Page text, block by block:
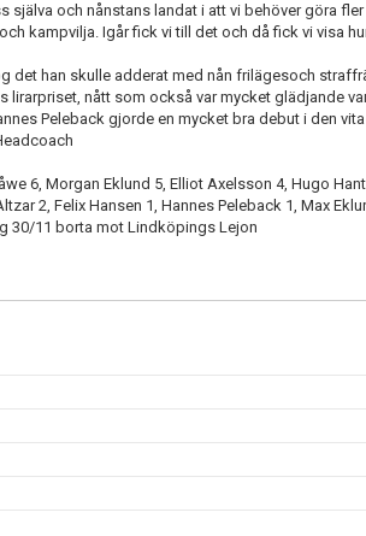
själva och nånstans landat i att vi behöver göra
kampvilja. Igår fick vi till det och då fick vi visa
det han skulle adderat med nån frilägesoch
lirarpriset, nått som också var mycket glädjande
Peleback gjorde en mycket bra debut i den
6, Morgan Eklund 5, Elliot Axelsson 4, Hugo
2, Felix Hansen 1, Hannes Peleback 1, Max
30/11 borta mot Lindköpings Lejon